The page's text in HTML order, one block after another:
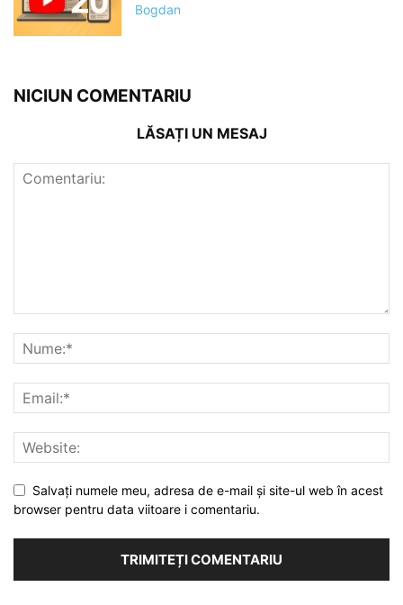
Bogdan
NICIUN COMENTARIU
LĂSAȚI UN MESAJ
Salvați numele meu, adresa de e-mail și site-ul web în acest
browser pentru data viitoare i comentariu.